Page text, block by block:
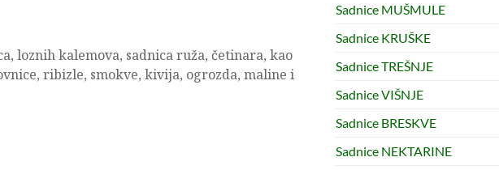
loznih kalemova, sadnica ruža, četinara, kao
ribizle, smokve, kivija, ogrozda, maline i
Sadnice MUŠMULE
Sadnice KRUŠKE
Sadnice TREŠNJE
Sadnice VIŠNJE
Sadnice BRESKVE
Sadnice NEKTARINE